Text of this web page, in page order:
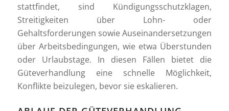
stattfindet, sind Kündigungsschutzklagen,
Streitigkeiten über Lohn- oder
Gehaltsforderungen sowie Auseinandersetzungen
über Arbeitsbedingungen, wie etwa Überstunden
oder Urlaubstage. In diesen Fällen bietet die
Güteverhandlung eine schnelle Möglichkeit,
Konflikte beizulegen, bevor sie eskalieren.